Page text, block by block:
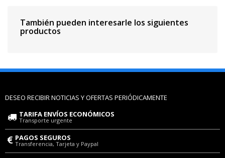
También pueden interesarle los siguientes
productos
DESEO RECIBIR NOTICIAS Y OFERTAS PERIÓDICAMENTE
TARIFA ENVÍOS ECONÓMICOS
Transporte urgente
PAGOS SEGUROS
Transferencia, Tarjeta y Paypal